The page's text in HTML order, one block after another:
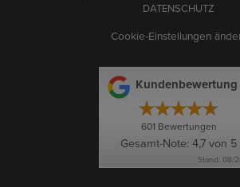
DATENSCHUTZ
Cookie-Einstellungen
Kundenbewertung
601 Bewertungen
Gesamt-Note: 4,7 von 5
Stand: 08/